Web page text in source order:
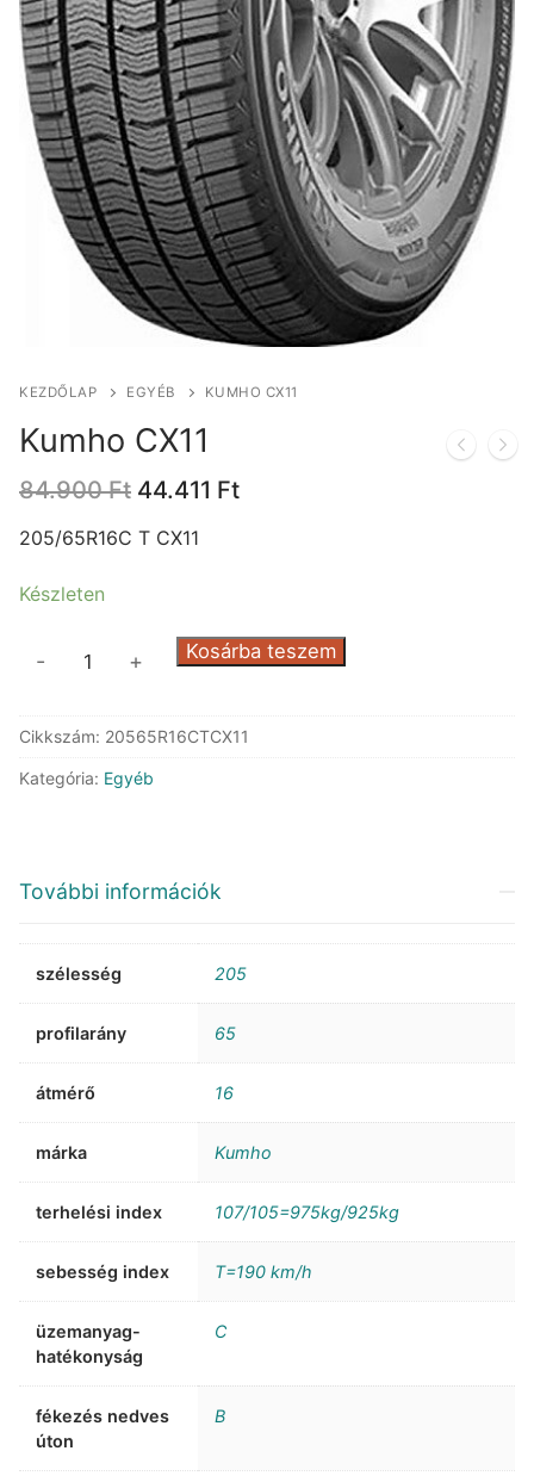
KEZDŐLAP EGYÉB KUMHO CX11
Kumho CX11
84.900Ft Original
was:
44.411 FtCurrent
205/65R16C T CX11
Készleten
- + Kosárba teszem
Cikkszám: 20565R16CTCX11
Kategória: Egyéb
További információk
szélesség 205
profilarány 65
átmérő 16
márka Kumho
terhelési index 107/105=975kg/925kg
sebesség index T=190 km/h
üzemanyag-
hatékonyság
C
fékezés nedves
úton
B